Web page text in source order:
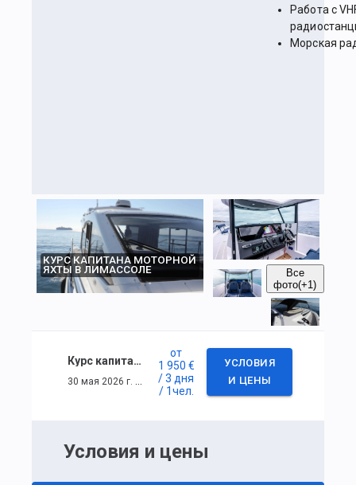
Работа с
Морская
КУРС КАПИТАНА МОТОРНОЙ
ЯХТЫ В ЛИМАССОЛЕ
Все
фото(+1)
Курс капитана моторной яхты в Лимассоле
30 мая 2026 г. — 1 июня 2026 г.
от
1 950 €
/ 3 дня
/ 1чел.
УСЛОВИЯ
И ЦЕНЫ
Условия и цены